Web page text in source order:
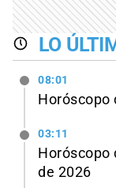
LO
08:01
Horóscopo
03:11
Horóscopo
de 2026